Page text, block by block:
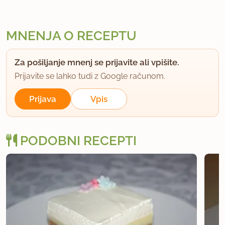
MNENJA O RECEPTU
Za pošiljanje mnenj se prijavite ali vpišite.
Prijavite se lahko tudi z Google računom.
Prijava Vpis
PODOBNI RECEPTI